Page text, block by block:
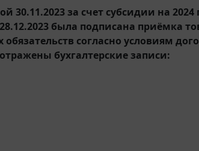
за счет субсидии на 2024
была подписана приёмка
согласно условиям
бухгалтерские записи: